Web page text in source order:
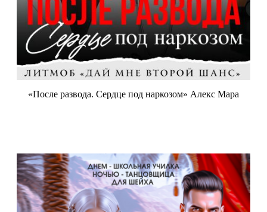
«После развода. Сердце под наркозом» Алекс Мара